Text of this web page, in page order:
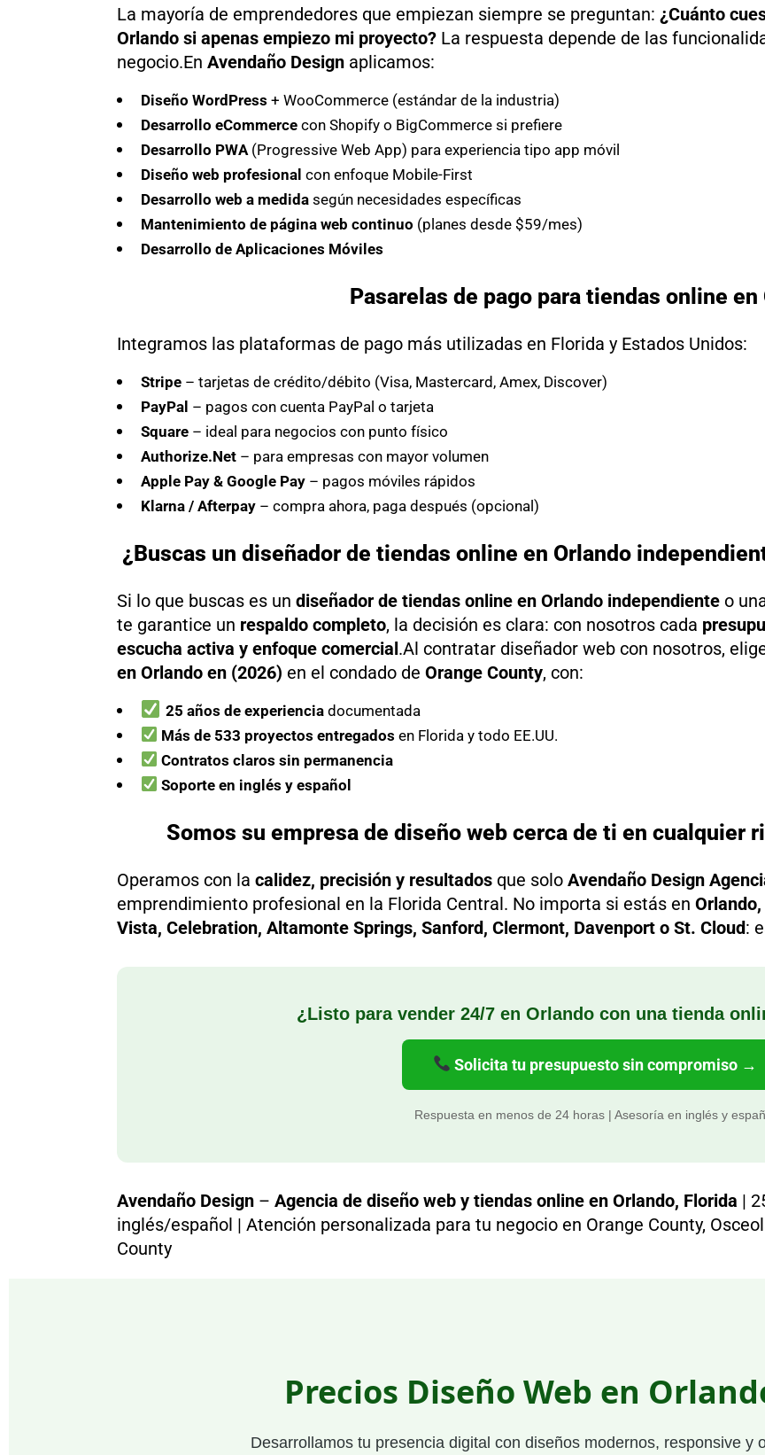
La mayoría de emprendedores que empiezan siempre se preguntan: ¿Cuánto
Orlando si apenas empiezo mi proyecto? La respuesta depende de las
negocio.En Avendaño Design aplicamos:
Diseño WordPress + WooCommerce (estándar de la industria)
Desarrollo eCommerce con Shopify o BigCommerce si prefiere
Desarrollo PWA (Progressive Web App) para experiencia tipo app móvil
Diseño web profesional con enfoque Mobile-First
Desarrollo web a medida según necesidades específicas
Mantenimiento de página web continuo (planes desde $59/mes)
Desarrollo de Aplicaciones Móviles
Pasarelas de pago para tiendas online en
Integramos las plataformas de pago más utilizadas en Florida y Estados Unidos:
Stripe – tarjetas de crédito/débito (Visa, Mastercard, Amex, Discover)
PayPal – pagos con cuenta PayPal o tarjeta
Square – ideal para negocios con punto físico
Authorize.Net – para empresas con mayor volumen
Apple Pay & Google Pay – pagos móviles rápidos
Klarna / Afterpay – compra ahora, paga después (opcional)
¿Buscas un diseñador de tiendas online en Orlando
Si lo que buscas es un diseñador de tiendas online en Orlando independiente o
te garantice un respaldo completo, la decisión es clara: con nosotros cada
escucha activa y enfoque comercial.Al contratar diseñador web con nosotros,
en Orlando en (2026) en el condado de Orange County, con:
25 años de experienciadocumentada
Más de 533 proyectos entregados en Florida y todo EE.UU.
Contratos claros sin permanencia
Soporte en inglés y español
Somos su empresa de diseño web cerca de ti en cualquier
Operamos con la calidez, precisión y resultados que solo Avendaño Design
emprendimiento profesional en la Florida Central. No importa si estás en
Vista, Celebration, Altamonte Springs, Sanford, Clermont, Davenport o St. Cloud:
¿Listo para vender 24/7 en Orlando con una tienda
Solicita tu presupuesto sin compromiso →
Respuesta en menos de 24 horas | Asesoría en inglés y
Avendaño Design – Agencia de diseño web y tiendas online en Orlando, Florida |
inglés/español | Atención personalizada para tu negocio en Orange County,
County
Precios Diseño Web en
Desarrollamos tu presencia digital con diseños modernos, responsive y